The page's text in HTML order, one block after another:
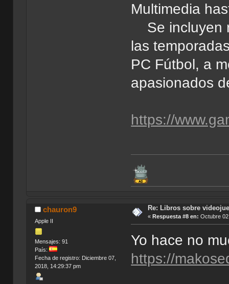
Multimedia
Se incluyen
las
PC Fútbol, a
apasionados
https://
chauron9
Apple II
Mensajes: 91
País:
Fecha de registro: Diciembre 07,
2018, 14:29:37 pm
Re: Libros sobre
« Respuesta #8 en: Octubre
Yo hace no
https://